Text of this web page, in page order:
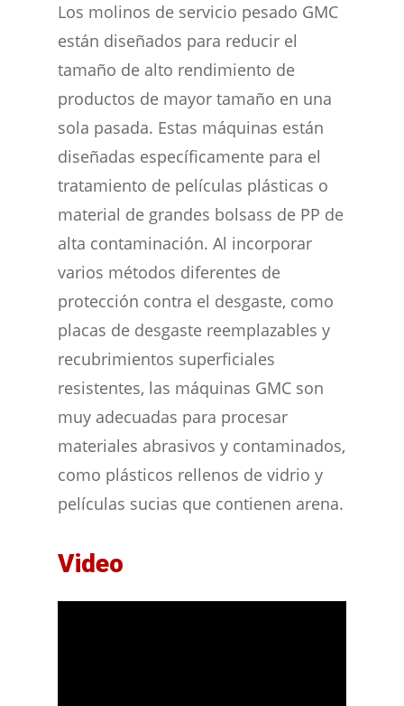
Los molinos de servicio pesado GMC
están diseñados para reducir el
tamaño de alto rendimiento de
productos de mayor tamaño en una
sola pasada. Estas máquinas están
diseñadas específicamente para el
tratamiento de películas plásticas o
material de grandes bolsass de PP de
alta contaminación. Al incorporar
varios métodos diferentes de
protección contra el desgaste, como
placas de desgaste reemplazables y
recubrimientos superficiales
resistentes, las máquinas GMC son
muy adecuadas para procesar
materiales abrasivos y contaminados,
como plásticos rellenos de vidrio y
películas sucias que contienen arena.
Video